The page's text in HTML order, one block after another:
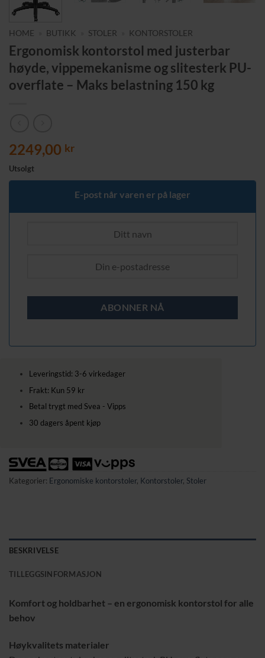
HOME BUTIKK STOLER KONTORSTOLER
Ergonomisk kontorstol med justerbar
høyde, vippemekanisme og slitesterk PU-
overflate – Maks belastning 150 kg
2249,00 kr
Utsolgt
E-post når varen er på lager
Leveringstid: 3-6 virkedager
Frakt: Kun 59 kr
Betal trygt med Svea - Vipps
30 dagers åpent kjøp
Kategorier: Ergonomiske kontorstoler, Kontorstoler, Stoler
BESKRIVELSE
TILLEGGSINFORMASJON
Komfort og holdbarhet – en ergonomisk kontorstol for alle
behov
Høykvalitets materialer